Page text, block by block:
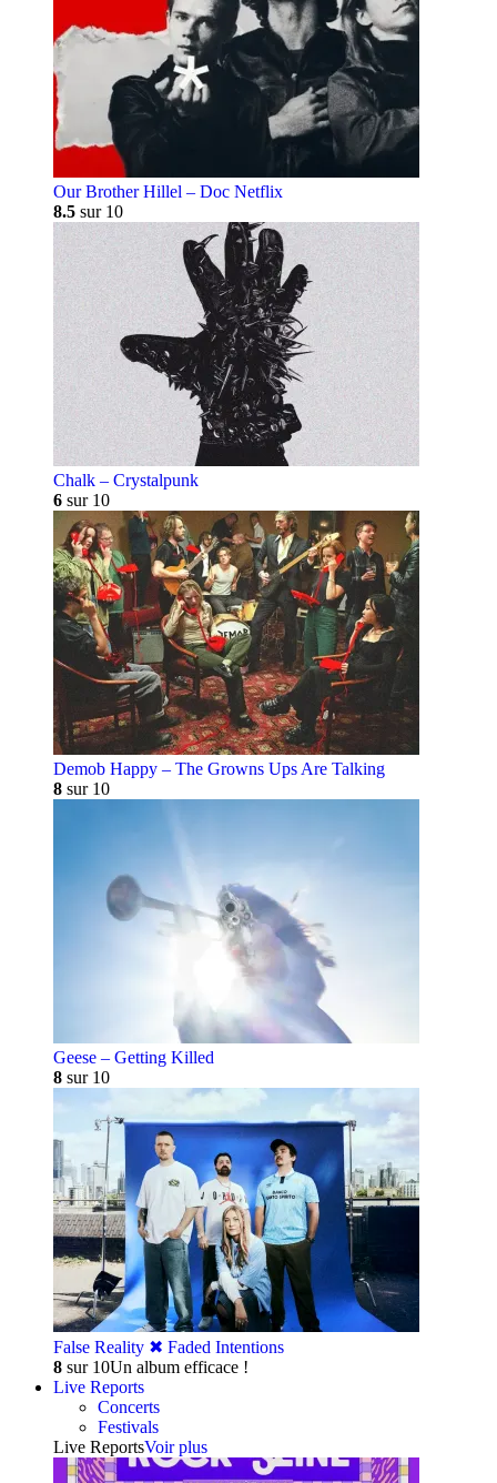
Our Brother Hillel – Doc Netflix
8.5 sur 10
Chalk – Crystalpunk
6 sur 10
Demob Happy – The Growns Ups Are Talking
8 sur 10
Geese – Getting Killed
8 sur 10
False Reality ✖︎ Faded Intentions
8 sur 10Un album efficace !
Live Reports
Concerts
Festivals
Live ReportsVoir plus